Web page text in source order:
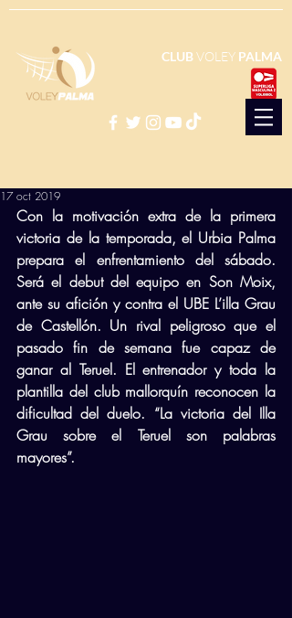
CLUBVOLEY PALMA
17 oct 2019
Con la motivación extra de la primera
victoria de la temporada, el Urbia Palma
prepara el enfrentamiento del sábado.
Será el debut del equipo en Son Moix,
ante su afición y contra el UBE L’illa Grau
de Castellón. Un rival peligroso que el
pasado fin de semana fue capaz de
ganar al Teruel. El entrenador y toda la
plantilla del club mallorquín reconocen la
dificultad del duelo. “La victoria del Illa
Grau sobre el Teruel son palabras
mayores”.